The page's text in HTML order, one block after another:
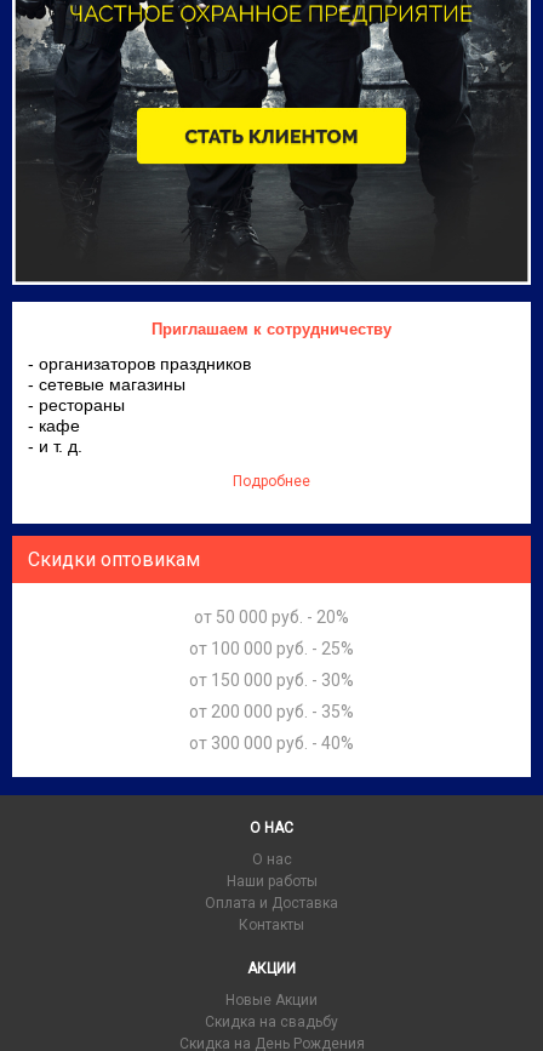
Приглашаем к сотрудничеству
- организаторов праздников
- сетевые магазины
- рестораны
- кафе
- и т. д.
Подробнее
Скидки оптовикам
от 50 000 руб. - 20%
от 100 000 руб. - 25%
от 150 000 руб. - 30%
от 200 000 руб. - 35%
от 300 000 руб. - 40%
О НАС
О нас
Наши работы
Оплата и Доставка
Контакты
АКЦИИ
Новые Акции
Скидка на свадьбу
Скидка на День Рождения